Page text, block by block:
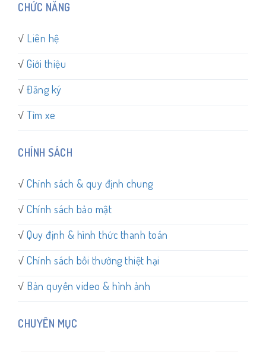
CHỨC NĂNG
√ Liên hệ
√ Giới thiệu
√ Đăng ký
√ Tìm xe
CHÍNH SÁCH
√ Chính sách & quy định chung
√ Chính sách bảo mật
√ Quy định & hình thức thanh toán
√ Chính sách bồi thường thiệt hại
√ Bản quyền video & hình ảnh
CHUYÊN MỤC